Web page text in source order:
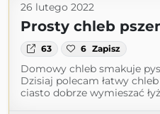
26 lutego 2022
Prosty chleb
63 6 Zapisz
Domowy chleb smakuje
Dzisiaj polecam łatwy
ciasto dobrze wymieszać